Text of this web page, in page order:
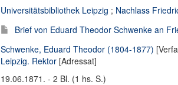
Universitätsbibliothek Leipzig ; Nachlass
Brief von Eduard Theodor Schwenke an
Schwenke, Eduard Theodor (1804-1877)
Leipzig. Rektor [Adressat]
19.06.1871. - 2 Bl. (1 hs. S.)